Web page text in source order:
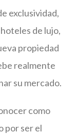
exclusividad,
de lujo,
propiedad
realmente
su mercado.
como
por ser el